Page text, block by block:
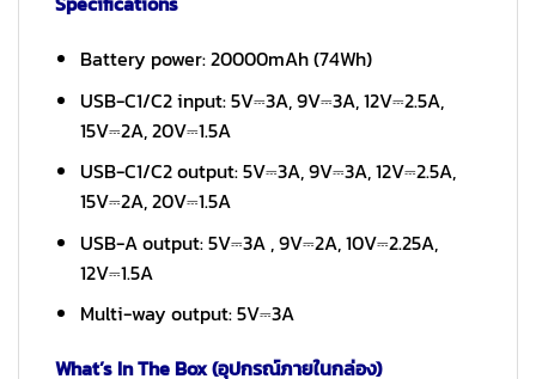
Battery power: 20000mAh (74Wh)
USB-C1/C2 input: 5V⎓3A, 9V⎓3A, 12V⎓2.5A,
15V⎓2A, 20V⎓1.5A
USB-C1/C2 output: 5V⎓3A, 9V⎓3A, 12V⎓2.5A,
15V⎓2A, 20V⎓1.5A
USB-A output: 5V⎓3A , 9V⎓2A, 10V⎓2.25A,
12V⎓1.5A
Multi-way output: 5V⎓3A
What’s In The Box (อุปกรณ์ภายในกล่อง)